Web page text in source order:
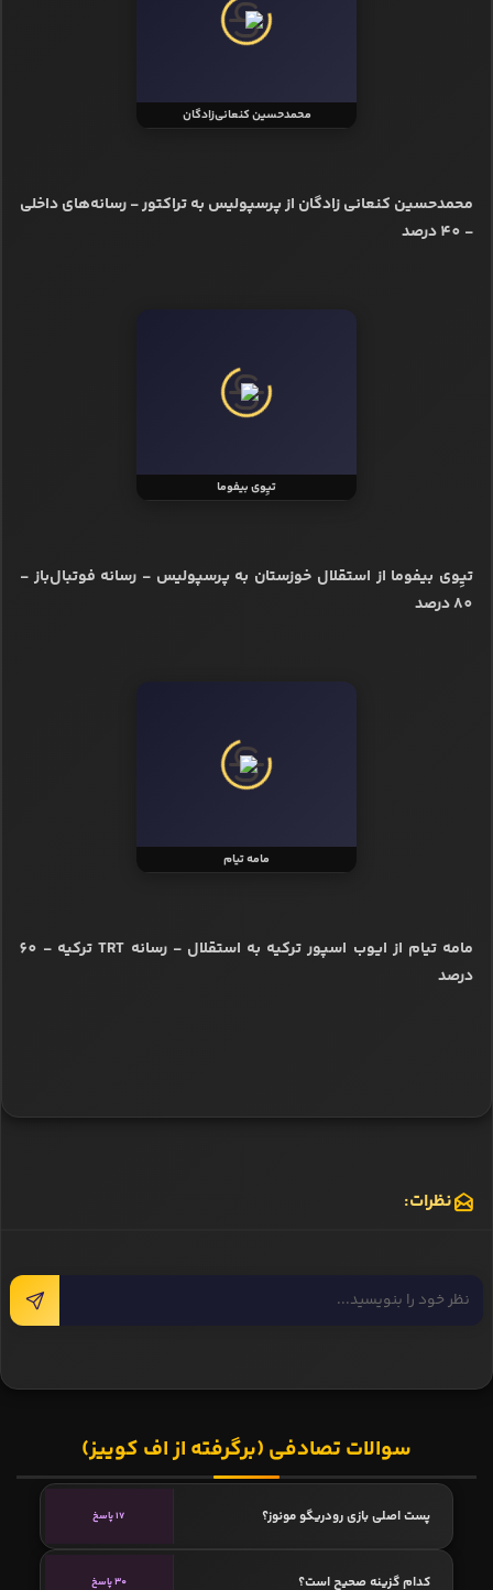
محمدحسین کنعانی‌زادگان
محمدحسین کنعانی زادگان از پرسپولیس به تراکتور - رسانه‌های داخلی
- 40 درصد
تیِوی بیفوما
تیِوی بیفوما از استقلال خوزستان به پرسپولیس - رسانه فوتبال‌باز -
80 درصد
مامه تیام
مامه تیام از ایوب اسپور ترکیه به استقلال - رسانه TRT ترکیه - 60
درصد
نظرات:
سوالات تصادفی (برگرفته از اف کوییز)
پست اصلی بازی رودریگو مونوز؟ 17 پاسخ
کدام گزینه صحیح است؟ 30 پاسخ